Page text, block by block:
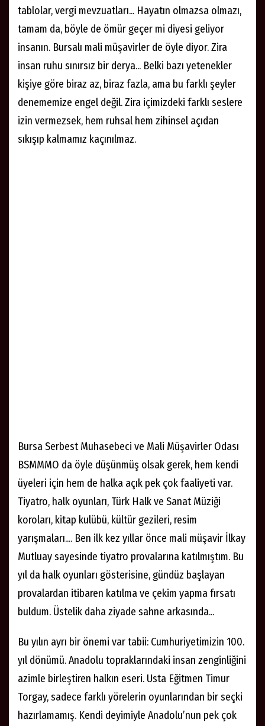
tablolar, vergi mevzuatları... Hayatın olmazsa olmazı,
tamam da, böyle de ömür geçer mi diyesi geliyor
insanın. Bursalı mali müşavirler de öyle diyor. Zira
insan ruhu sınırsız bir derya... Belki bazı yetenekler
kişiye göre biraz az, biraz fazla, ama bu farklı şeyler
denememize engel değil. Zira içimizdeki farklı seslere
izin vermezsek, hem ruhsal hem zihinsel açıdan
sıkışıp kalmamız kaçınılmaz.
Bursa Serbest Muhasebeci ve Mali Müşavirler Odası
BSMMMO da öyle düşünmüş olsak gerek, hem kendi
üyeleri için hem de halka açık pek çok faaliyeti var.
Tiyatro, halk oyunları, Türk Halk ve Sanat Müziği
koroları, kitap kulübü, kültür gezileri, resim
yarışmaları.... Ben ilk kez yıllar önce mali müşavir İlkay
Mutluay sayesinde tiyatro provalarına katılmıştım. Bu
yıl da halk oyunları gösterisine, gündüz başlayan
provalardan itibaren katılma ve çekim yapma fırsatı
buldum. Üstelik daha ziyade sahne arkasında...
Bu yılın ayrı bir önemi var tabii: Cumhuriyetimizin 100.
yıl dönümü. Anadolu topraklarındaki insan zenginliğini
azimle birleştiren halkın eseri. Usta Eğitmen Timur
Torgay, sadece farklı yörelerin oyunlarından bir seçki
hazırlamamış. Kendi deyimiyle Anadolu’nun pek çok